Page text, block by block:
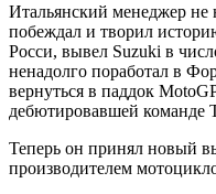
Итальянский менеджер не
побеждал и творил
Росси, вывел Suzuki в
ненадолго поработал в
вернуться в паддок
дебютировавшей команде
Теперь он принял новый
производителем